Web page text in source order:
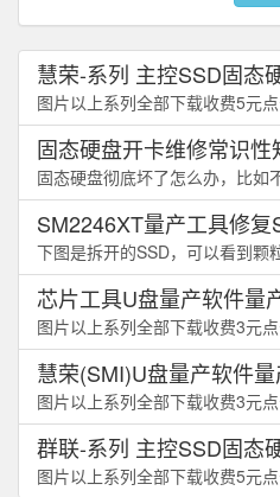
慧荣-系列 主控SSD固态
图片以上系列全部下载收费5元
固态硬盘开卡维修常识性
固态硬盘彻底坏了怎么办，比如
SM2246XT量产工具修复
下图是拆开的SSD，可以看到颗
芯片工具U盘量产软件量
图片以上系列全部下载收费3元
慧荣(SMI)U盘量产软件
图片以上系列全部下载收费3元
群联-系列 主控SSD固态
图片以上系列全部下载收费5元